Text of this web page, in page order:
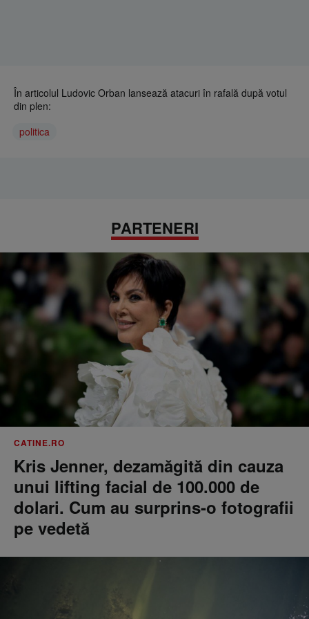
În articolul Ludovic Orban lansează atacuri în rafală după votul
din plen:
politica
PARTENERI
CATINE.RO
Kris Jenner, dezamăgită din cauza
unui lifting facial de 100.000 de
dolari. Cum au surprins-o fotografii
pe vedetă